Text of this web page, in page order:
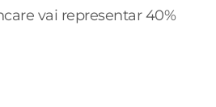
vai representar 40%